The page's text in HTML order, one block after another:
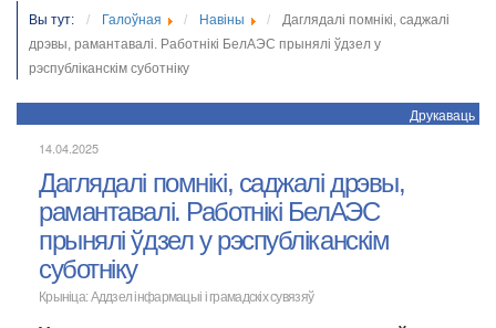
Вы тут: Галоўная Навіны
Даглядалі помнікі, саджалі
дрэвы, рамантавалі. Работнікі БелАЭС прынялі ўдзел у
рэспубліканскім суботніку
Друкаваць
14.04.2025
Даглядалі помнікі, саджалі дрэвы,
рамантавалі. Работнікі БелАЭС
прынялі ўдзел у рэспубліканскім
суботніку
Крыніца: Аддзел інфармацыі і грамадскіх сувязяў